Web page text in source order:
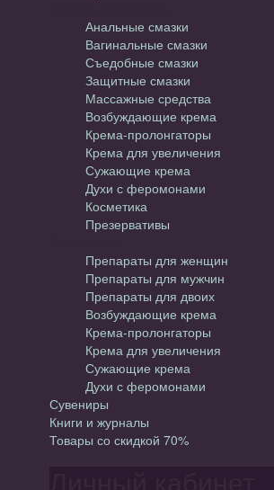
Анальные смазки
Вагинальные смазки
Съедобные смазки
Защитные смазки
Массажные средства
Возбуждающие крема
Крема-пролонгаторы
Крема для увеличения
Сужающие крема
Духи с феромонами
Косметика
Презервативы
Препараты для женщин
Препараты для мужчин
Препараты для двоих
Возбуждающие крема
Крема-пролонгаторы
Крема для увеличения
Сужающие крема
Духи с феромонами
Сувениры
Книги и журналы
Товары со скидкой 70%